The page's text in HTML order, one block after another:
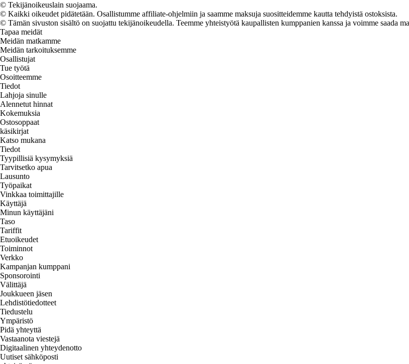
© Tekijänoikeuslain suojaama.
© Kaikki oikeudet pidätetään. Osallistumme affiliate-ohjelmiin ja saamme maksuja suositteidemme kautta tehdyistä ostoksista.
© Tämän sivuston sisältö on suojattu tekijänoikeudella. Teemme yhteistyötä kaupallisten kumppanien kanssa ja voimme saada
Tapaa meidät
Meidän matkamme
Meidän tarkoituksemme
Osallistujat
Tue työtä
Osoitteemme
Tiedot
Lahjoja sinulle
Alennetut hinnat
Kokemuksia
Ostosoppaat
käsikirjat
Katso mukana
Tiedot
Tyypillisiä kysymyksiä
Tarvitsetko apua
Lausunto
Työpaikat
Vinkkaa toimittajille
Käyttäjä
Minun käyttäjäni
Taso
Tariffit
Etuoikeudet
Toiminnot
Verkko
Kampanjan kumppani
Sponsorointi
Välittäjä
Joukkueen jäsen
Lehdistötiedotteet
Tiedustelu
Ympäristö
Pidä yhteyttä
Vastaanota viestejä
Digitaalinen yhteydenotto
Uutiset sähköposti